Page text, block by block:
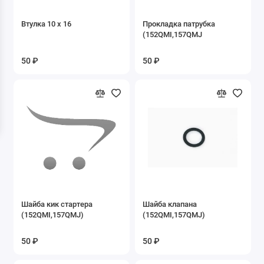
Запасные части к Буксировщикам
Запасные части к двигателю 1P47FMF-G1
Запасные части к двигателю 1P50FMG-2
Втулка 10 х 16
50 ₽
Прокладка патрубка
(152QMI,157QMJ
50 ₽
Шайба кик стартера
(152QMI,157QMJ)
50 ₽
Шайба клапана
(152QMI,157QMJ)
50 ₽